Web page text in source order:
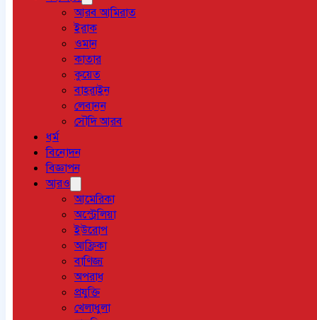
আরব আমিরাত
ইরাক
ওমান
কাতার
কুয়েত
বাহরাইন
লেবানন
সৌদি আরব
ধর্ম
বিনোদন
বিজ্ঞাপন
আরও
আমেরিকা
অস্ট্রেলিয়া
ইউরোপ
আফ্রিকা
বাণিজ্য
অপরাধ
প্রযুক্তি
খেলাধুলা